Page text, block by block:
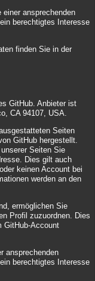
ansprechenden
berechtigtes Interesse
finden Sie in der
GitHub. Anbieter ist
CA 94107, USA.
Seiten
GitHub hergestellt.
Seiten Sie
Dies gilt auch
keinen Account bei
werden an den
ermöglichen Sie
Profil zuzuordnen. Dies
GitHub-Account
ansprechenden
berechtigtes Interesse